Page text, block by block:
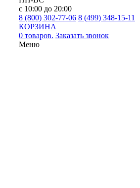
с 10:00 до 20:00
8 (800) 302-77-06 8 (499) 348-15-11
КОРЗИНА
0 товаров. Заказать звонок
Меню